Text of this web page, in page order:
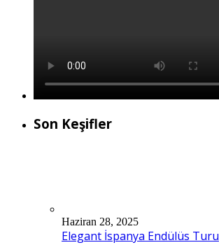
Son Keşifler
Haziran 28, 2025
Elegant İspanya Endülüs Turu